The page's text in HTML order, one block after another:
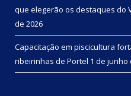
que elegerão os destaques do
de 2026
Capacitação em piscicultura
ribeirinhas de Portel 1 de junho